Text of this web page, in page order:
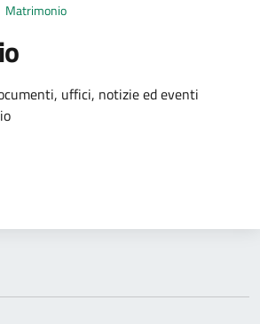
Matrimonio
uffici, notizie ed eventi